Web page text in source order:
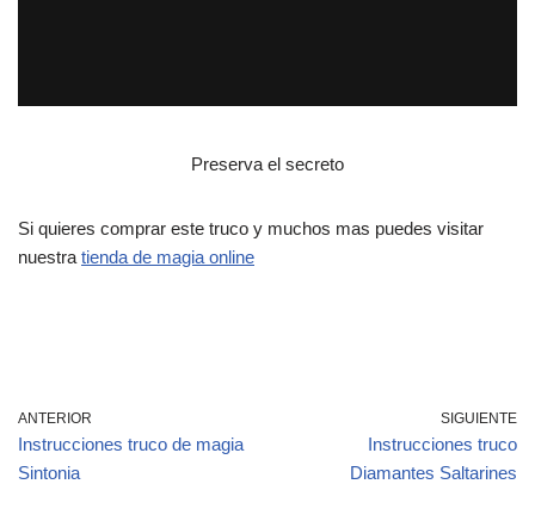
Preserva el secreto
Si quieres comprar este truco y muchos mas puedes visitar
nuestra tienda de magia online
ANTERIOR
Instrucciones truco de magia
Sintonia
SIGUIENTE
Instrucciones truco
Diamantes Saltarines